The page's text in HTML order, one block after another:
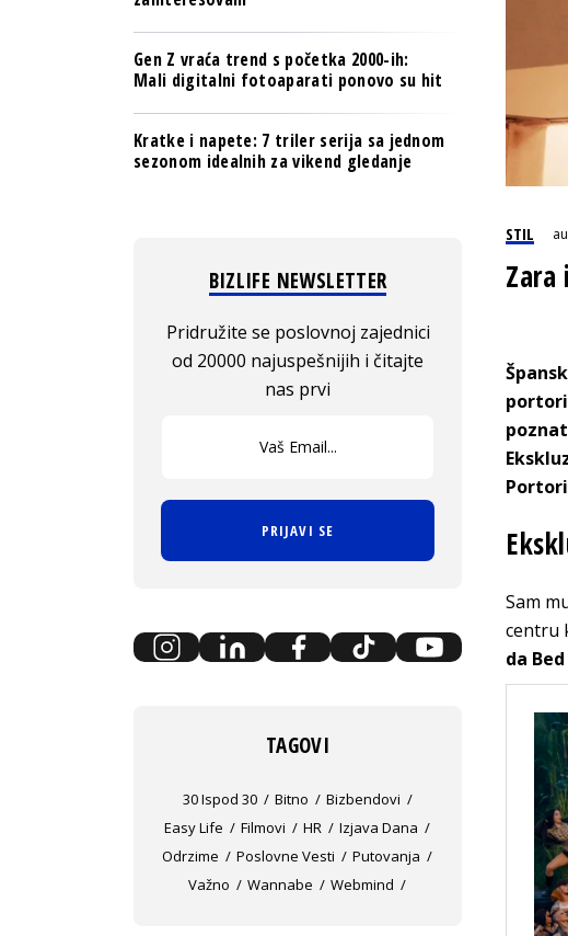
STIL
Sam
centru
da
Gen Z vraća trend s početka 2000-ih:
Mali digitalni fotoaparati ponovo su hit
Kratke i napete: 7 triler serija sa jednom
sezonom idealnih za vikend gledanje
BIZLIFE NEWSLETTER
Pridružite se poslovnoj zajednici
od 20000 najuspešnijih i čitajte
nas prvi
PRIJAVI SE
TAGOVI
30 Ispod 30 Bitno
Bizbendovi
Easy Life
Filmovi HR
Izjava Dana
Odrzime
Poslovne Vesti
Putovanja
Važno
Wannabe Webmind